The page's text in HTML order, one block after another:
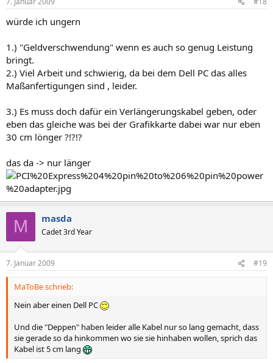
würde ich ungern
1.) "Geldverschwendung" wenn es auch so genug Leistung
bringt.
2.) Viel Arbeit und schwierig, da bei dem Dell PC das alles
Maßanfertigungen sind , leider.
3.) Es muss doch dafür ein Verlängerungskabel geben, oder
eben das gleiche was bei der Grafikkarte dabei war nur eben
30 cm lönger ?!?!?
das da -> nur länger
M masda
Cadet 3rd Year
7. Januar 2009 #19
MaToBe schrieb:
Nein aber einen Dell PC
Und die "Deppen" haben leider alle Kabel nur so lang gemacht, dass
sie gerade so da hinkommen wo sie sie hinhaben wollen, sprich das
Kabel ist 5 cm lang